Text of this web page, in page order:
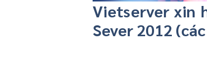
Vietserver xin
Sever 2012